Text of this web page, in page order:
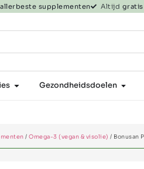
allerbeste supplementen Altijd gratis
Gezondheidsdoelen
/ Omega-3 (vegan & visolie) / Bonusan